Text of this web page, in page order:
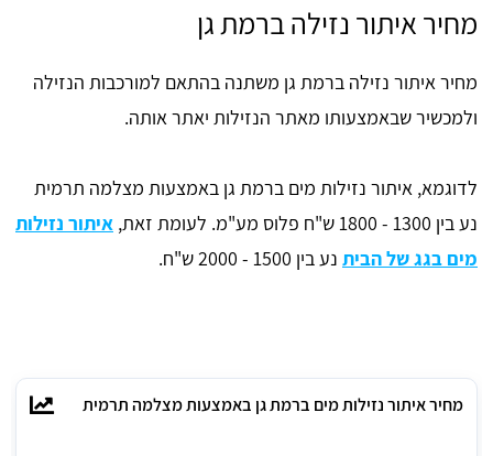
מחיר איתור נזילה ברמת גן
מחיר איתור נזילה ברמת גן משתנה בהתאם למורכבות הנזילה
ולמכשיר שבאמצעותו מאתר הנזילות יאתר אותה.
לדוגמא, איתור נזילות מים ברמת גן באמצעות מצלמה תרמית
נע בין 1300 - 1800 ש"ח פלוס מע"מ. לעומת זאת,
איתור נזילות
מים בגג של הבית נע בין 1500 - 2000 ש"ח.
מחיר איתור נזילות מים ברמת גן באמצעות מצלמה תרמית